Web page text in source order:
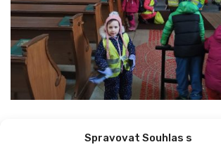
Spravovat Souhlas s